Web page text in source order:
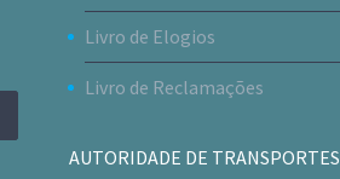
Livro de Elogios
Livro de Reclamações
AUTORIDADE DE TRANSPORTES